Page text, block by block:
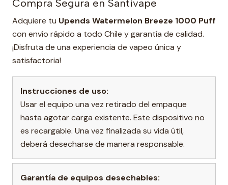
Compra Segura en Santivape
Adquiere tu Upends Watermelon Breeze 1000 Puff
con envío rápido a todo Chile y garantía de calidad.
¡Disfruta de una experiencia de vapeo única y
satisfactoria!
Instrucciones de uso:
Usar el equipo una vez retirado del empaque
hasta agotar carga existente. Este dispositivo no
es recargable. Una vez finalizada su vida útil,
deberá desecharse de manera responsable.
Garantía de equipos desechables: